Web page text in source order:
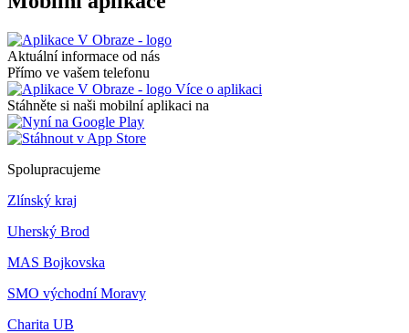
Aktuální informace od nás
Přímo ve vašem telefonu
Více o aplikaci
Stáhněte si naši mobilní aplikaci na
Spolupracujeme
Zlínský kraj
Uherský Brod
MAS Bojkovska
SMO východní Moravy
Charita UB